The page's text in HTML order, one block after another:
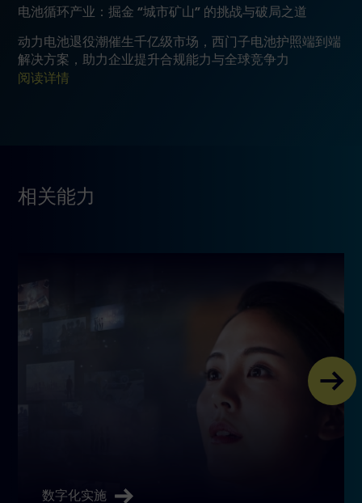
电池循环产业：掘金 “城市矿山” 的挑战与破局之道
动力电池退役潮催生千亿级市场，西门子电池护照端到端
解决方案，助力企业提升合规能力与全球竞争力
阅读详情
相关能力
数字化实施